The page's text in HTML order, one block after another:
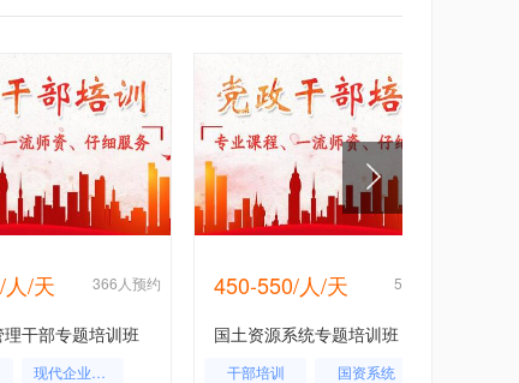
/天 366人预约
干部专题培训班
现代企业管理
450-550/人/天 55人预约
国土资源系统专题培训班
干部培训
国资系统